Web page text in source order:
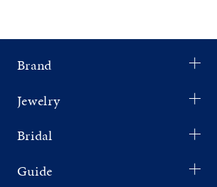
Brand
Jewelry
Bridal
Guide